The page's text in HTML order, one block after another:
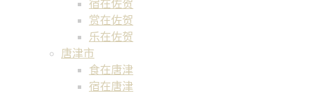
宿在佐贺
赏在佐贺
乐在佐贺
唐津市
食在唐津
宿在唐津